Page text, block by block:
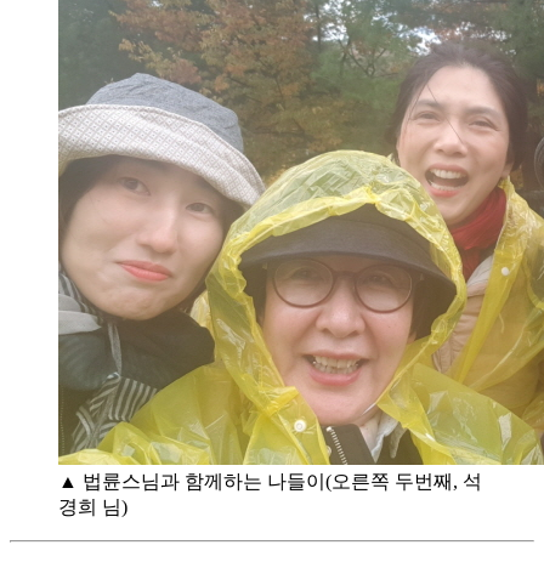
▲ 법륜스님과 함께하는 나들이(오른쪽 두번째, 석
경희 님)